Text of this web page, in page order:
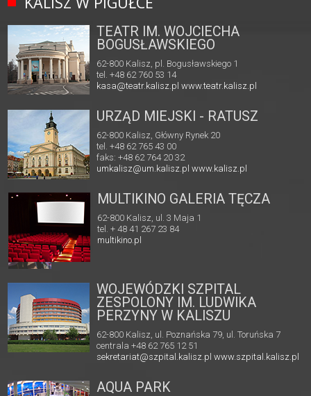
TEATR IM. WOJCIECHA
BOGUSŁAWSKIEGO
62-800 Kalisz, pl. Bogusławskiego 1
tel. +48 62 760 53 14
kasa@teatr.kalisz.pl www.teatr.kalisz.pl
URZĄD MIEJSKI - RATUSZ
62-800 Kalisz, Główny Rynek 20
tel. +48 62 765 43 00
faks: +48 62 764 20 32
umkalisz@um.kalisz.plwww.kalisz.pl
MULTIKINO GALERIA TĘCZA
62-800 Kalisz, ul. 3 Maja 1
tel. + 48 41 267 23 84
multikino.pl
WOJEWÓDZKI SZPITAL
ZESPOLONY IM. LUDWIKA
PERZYNY W KALISZU
62-800 Kalisz, ul. Poznańska 79, ul. Toruńska 7
centrala +48 62 765 12 51
sekretariat@szpital.kalisz.pl www.szpital.kalisz.pl
AQUA PARK